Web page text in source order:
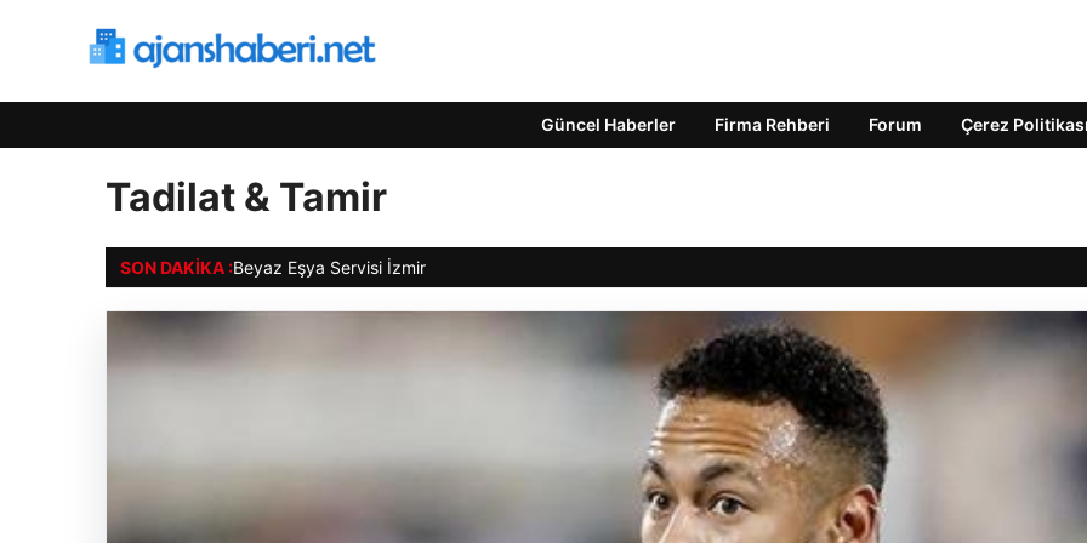
Güncel Haberler Firma Rehberi Forum Çerez
Tadilat & Tamir
SON DAKIKA :Beyaz Eşya Servisi İzmir